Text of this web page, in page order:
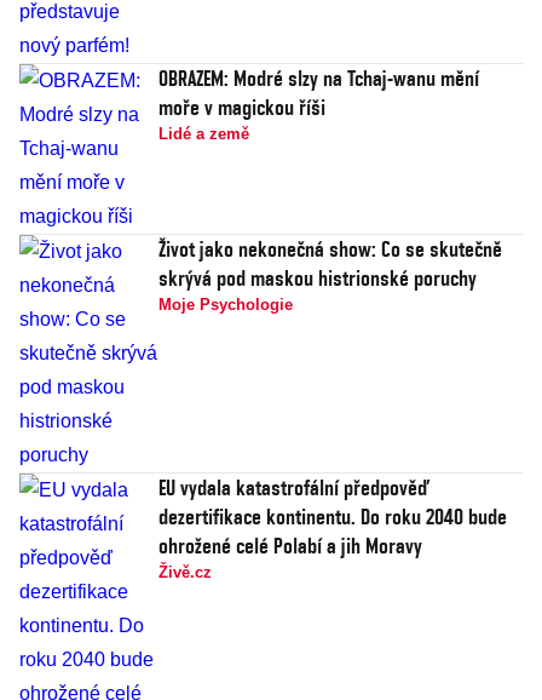
OBRAZEM: Modré slzy na Tchaj-wanu mění
moře v magickou říši
Lidé a země
Život jako nekonečná show: Co se skutečně
skrývá pod maskou histrionské poruchy
Moje Psychologie
EU vydala katastrofální předpověď
dezertifikace kontinentu. Do roku 2040 bude
ohrožené celé Polabí a jih Moravy
Živě.cz